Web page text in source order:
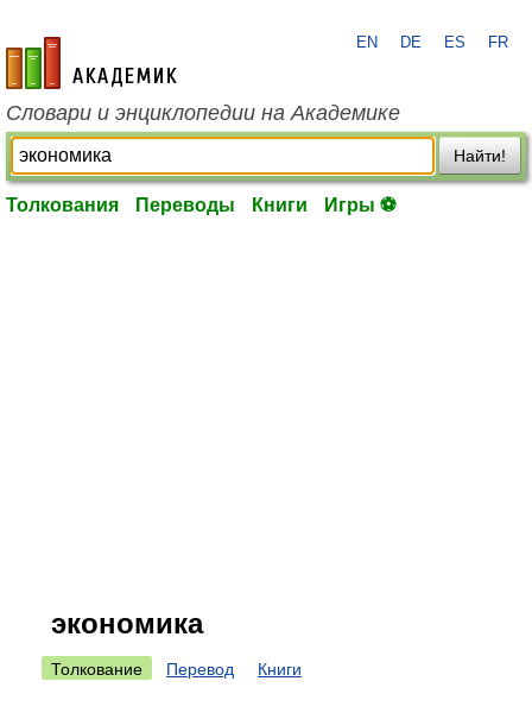
academic.ru
EN DE ES FR
Словари и энциклопедии на Академике
Найти!
Толкования Переводы Книги Игры ⚽
экономика
Толкование Перевод Книги